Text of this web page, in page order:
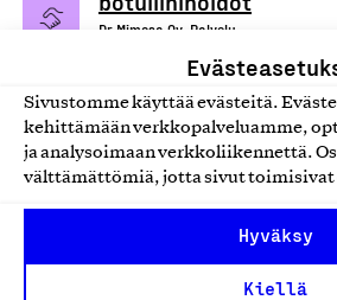
Sivustomme käyttää evästeitä.
kehittämään verkkopalveluamme,
ja analysoimaan verkkoliikennettä.
välttämättömiä, jotta sivut toimisivat
Hyväksy
Kiellä
Dr Mimosa Oy, Palvelu
Lääkäri- ja terveydenhuollon
Lääkärin
kotilääkäripalvelut
Lääkäri- ja terveydenhuollon